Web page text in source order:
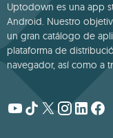
Uptodown es una app
Android. Nuestro
un gran catálogo de
plataforma de
navegador, así como a